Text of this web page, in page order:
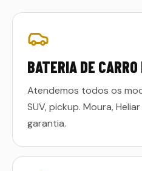
BATERIA DE
Atendemos todos os
SUV, pickup. Moura,
garantia.